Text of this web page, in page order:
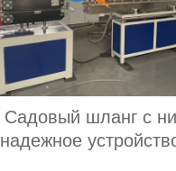
Садовый шланг с
надежное